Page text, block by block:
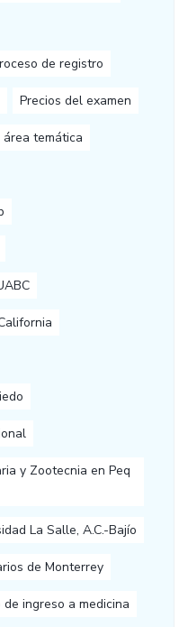
de registro
Precios del examen
área temática
y Zootecnia en Peq
La Salle, A.C.-Bajío
de Monterrey
de ingreso a medicina